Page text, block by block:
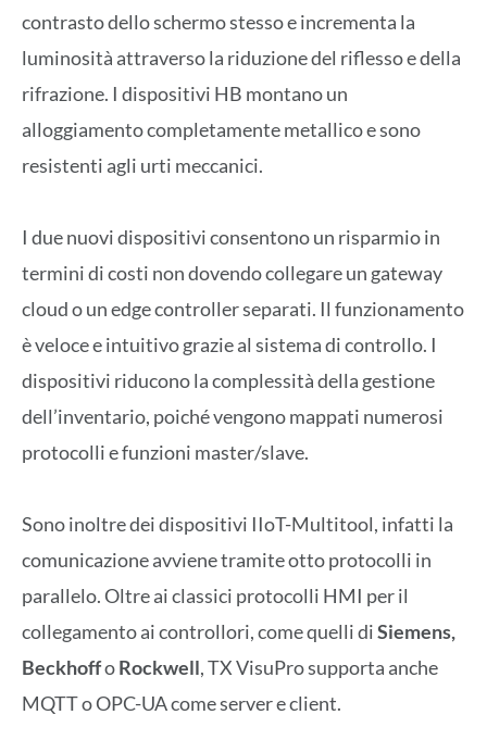
contrasto dello schermo stesso e incrementa la
luminosità attraverso la riduzione del riflesso e della
rifrazione. I dispositivi HB montano un
alloggiamento completamente metallico e sono
resistenti agli urti meccanici.
I due nuovi dispositivi consentono un risparmio in
termini di costi non dovendo collegare un gateway
cloud o un edge controller separati. Il funzionamento
è veloce e intuitivo grazie al sistema di controllo. I
dispositivi riducono la complessità della gestione
dell’inventario, poiché vengono mappati numerosi
protocolli e funzioni master/slave.
Sono inoltre dei dispositivi IIoT-Multitool, infatti la
comunicazione avviene tramite otto protocolli in
parallelo. Oltre ai classici protocolli HMI per il
collegamento ai controllori, come quelli diSiemens,
BeckhoffoRockwell, TX VisuPro supporta anche
MQTT o OPC-UA come server e client.